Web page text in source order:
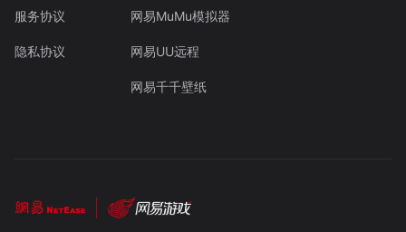
服务协议
隐私协议
网易MuMu模拟器
网易UU远程
网易千千壁纸